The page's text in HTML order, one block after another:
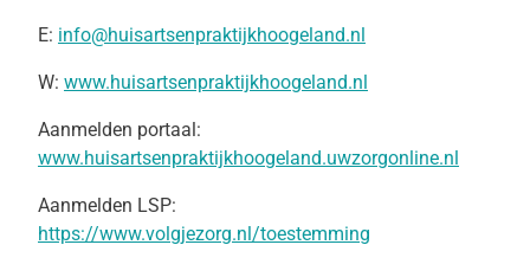
E: info@huisartsenpraktijkhoogeland.nl
W: www.huisartsenpraktijkhoogeland.nl
Aanmelden portaal:
www.huisartsenpraktijkhoogeland.uwzorgonline.nl
Aanmelden LSP:
https://www.volgjezorg.nl/toestemming